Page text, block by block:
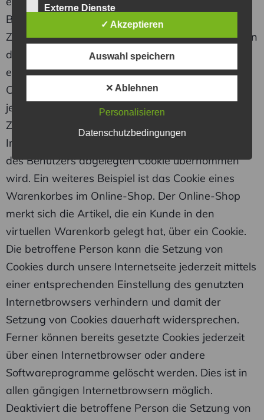
Benutzer unserer Internetseite wiederzuerkennen.
Zweck dieser Wiedererkennung ist es, den Nutzern
die Verwendung unserer Internetseite zu
erleichtern. Der Benutzer einer Internetseite, die
Cookies verwendet, muss beispielsweise nicht bei
jedem Besuch der Internetseite erneut seine
Zugangsdaten eingeben, weil dies von der
Internetseite und dem auf dem Computersystem
des Benutzers abgelegten Cookie übernommen
wird. Ein weiteres Beispiel ist das Cookie eines
Warenkorbes im Online-Shop. Der Online-Shop
merkt sich die Artikel, die ein Kunde in den
virtuellen Warenkorb gelegt hat, über ein Cookie.
Die betroffene Person kann die Setzung von
Cookies durch unsere Internetseite jederzeit mittels
einer entsprechenden Einstellung des genutzten
Internetbrowsers verhindern und damit der
Setzung von Cookies dauerhaft widersprechen.
Ferner können bereits gesetzte Cookies jederzeit
über einen Internetbrowser oder andere
Softwareprogramme gelöscht werden. Dies ist in
allen gängigen Internetbrowsern möglich.
Deaktiviert die betroffene Person die Setzung von
Externe Dienste
✓ Akzeptieren
Auswahl speichern
✕ Ablehnen
Personalisieren
Datenschutzbedingungen